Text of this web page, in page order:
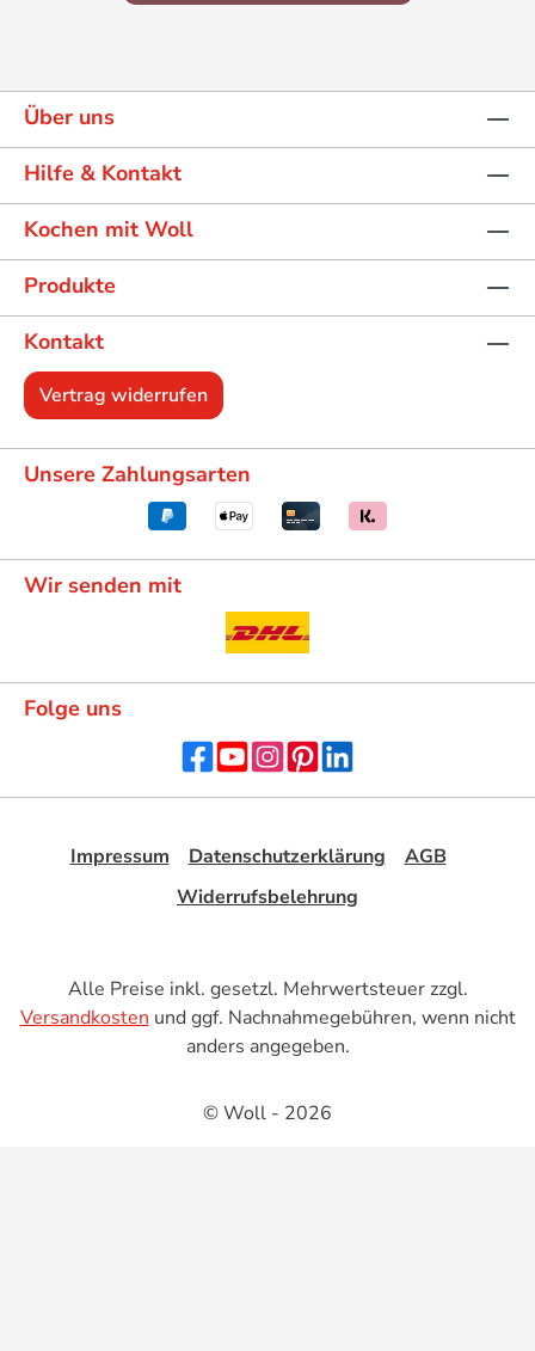
Über uns
Hilfe & Kontakt
Kochen mit Woll
Produkte
Kontakt
Vertrag widerrufen
Unsere Zahlungsarten
Wir senden mit
Folge uns
Impressum Datenschutzerklärung
AGB
Widerrufsbelehrung
Alle Preise inkl. gesetzl. Mehrwertsteuer zzgl.
Versandkosten und ggf. Nachnahmegebühren, wenn nicht
anders angegeben.
© Woll - 2026